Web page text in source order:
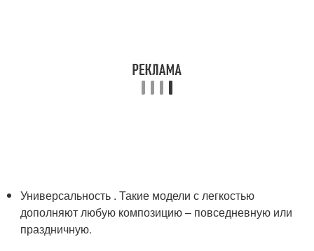
Универсальность . Такие модели с легкостью
дополняют любую композицию – повседневную или
праздничную.